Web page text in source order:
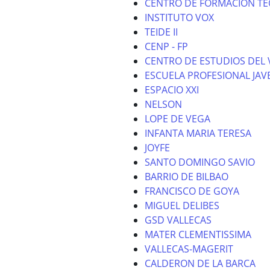
CENTRO DE FORMACION
INSTITUTO VOX
TEIDE II
CENP - FP
CENTRO DE ESTUDIOS DEL
ESCUELA PROFESIONAL
ESPACIO XXI
NELSON
LOPE DE VEGA
INFANTA MARIA TERESA
JOYFE
SANTO DOMINGO SAVIO
BARRIO DE BILBAO
FRANCISCO DE GOYA
MIGUEL DELIBES
GSD VALLECAS
MATER CLEMENTISSIMA
VALLECAS-MAGERIT
CALDERON DE LA BARCA